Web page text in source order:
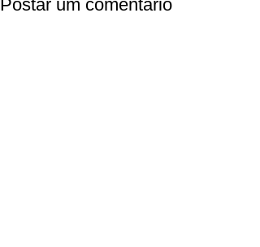
Postar um comentário